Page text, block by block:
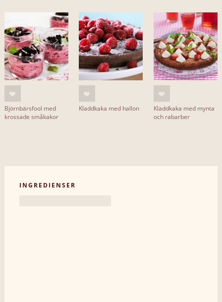
Björnbärsfool med
krossade småkakor
Kladdkaka med hallon
Kladdkaka med mynta
och rabarber
INGREDIENSER